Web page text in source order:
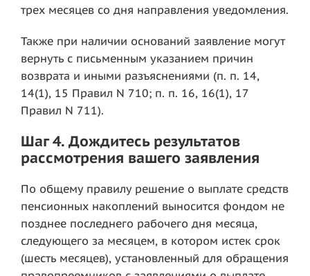
трех месяцев со дня направления уведомления.
Также при наличии оснований заявление могут
вернуть с письменным указанием причин
возврата и иными разъяснениями (п. п. 14,
14(1), 15 Правил N 710; п. п. 16, 16(1), 17
Правил N 711).
Шаг 4. Дождитесь результатов
рассмотрения вашего заявления
По общему правилу решение о выплате средств
пенсионных накоплений выносится фондом не
позднее последнего рабочего дня месяца,
следующего за месяцем, в котором истек срок
(шесть месяцев), установленный для обращения